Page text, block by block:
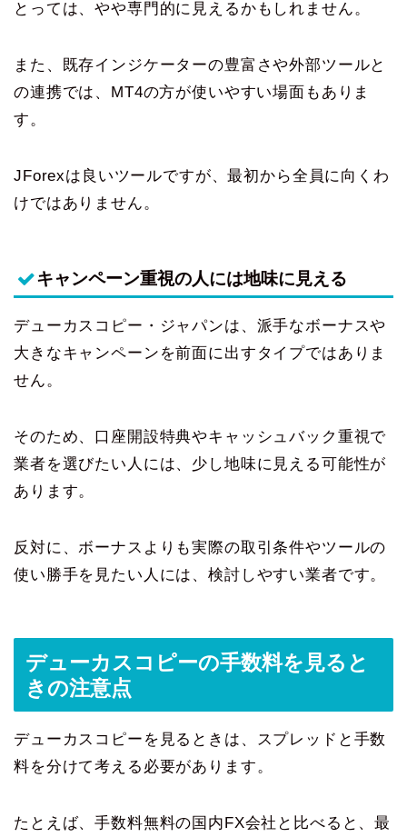
とっては、やや専門的に見えるかもしれません。
また、既存インジケーターの豊富さや外部ツールと
の連携では、MT4の方が使いやすい場面もありま
す。
JForexは良いツールですが、最初から全員に向くわ
けではありません。
キャンペーン重視の人には地味に見える
デューカスコピー・ジャパンは、派手なボーナスや
大きなキャンペーンを前面に出すタイプではありま
せん。
そのため、口座開設特典やキャッシュバック重視で
業者を選びたい人には、少し地味に見える可能性が
あります。
反対に、ボーナスよりも実際の取引条件やツールの
使い勝手を見たい人には、検討しやすい業者です。
デューカスコピーの手数料を見ると
きの注意点
デューカスコピーを見るときは、スプレッドと手数
料を分けて考える必要があります。
たとえば、手数料無料の国内FX会社と比べると、最